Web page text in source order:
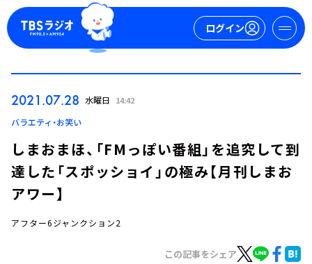
ログイン
ログイン
2021.07.28 水曜日 14:42
バラエティ・お笑い
しまおまほ、「FMっぽい番組」を追究して到
達した「スポッショイ」の極み【月刊しまお
アワー】
アフター6ジャンクション2
この記事をシェア